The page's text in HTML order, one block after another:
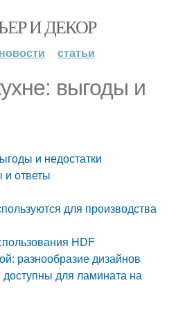
И ДЕКОР
новости статьи
выгоды и
и недостатки
ответы
для производства
HDF
разнообразие дизайнов
доступны для ламината на